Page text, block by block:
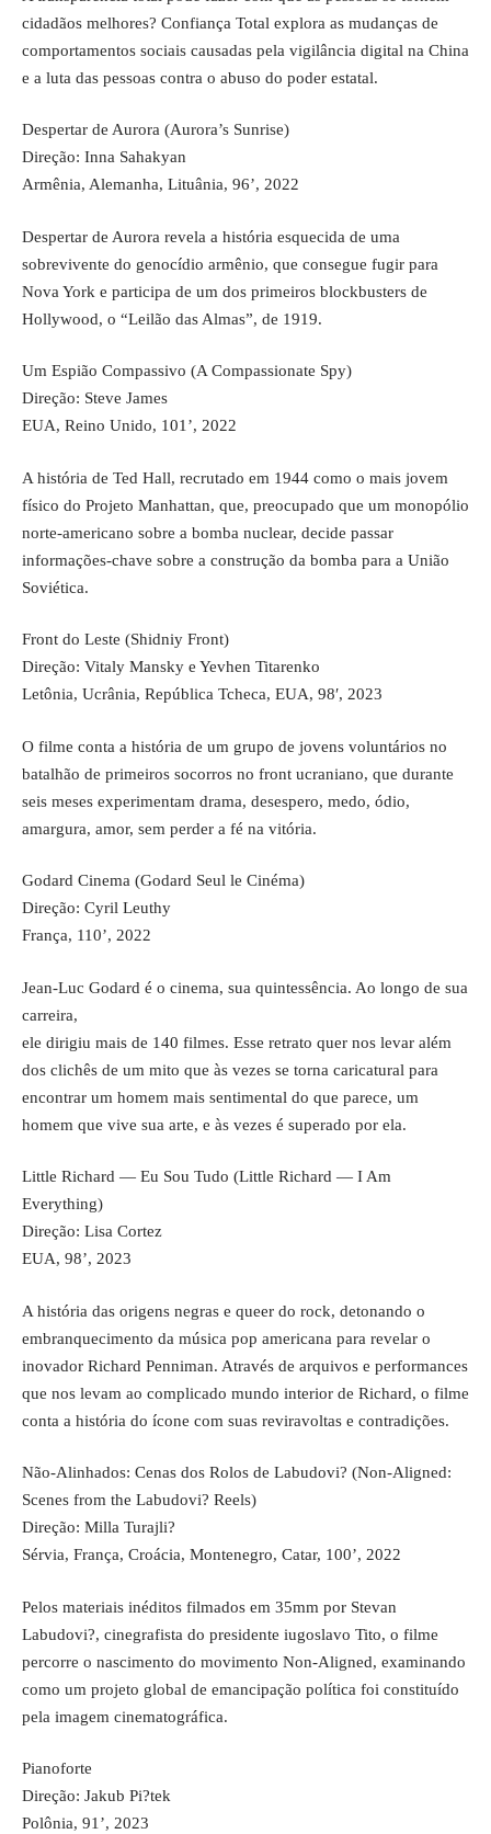
cidadãos melhores? Confiança Total explora as mudanças de
comportamentos sociais causadas pela vigilância digital na China
e a luta das pessoas contra o abuso do poder estatal.
Despertar de Aurora (Aurora’s Sunrise)
Direção: Inna Sahakyan
Armênia, Alemanha, Lituânia, 96’, 2022
Despertar de Aurora revela a história esquecida de uma
sobrevivente do genocídio armênio, que consegue fugir para
Nova York e participa de um dos primeiros blockbusters de
Hollywood, o “Leilão das Almas”, de 1919.
Um Espião Compassivo (A Compassionate Spy)
Direção: Steve James
EUA, Reino Unido, 101’, 2022
A história de Ted Hall, recrutado em 1944 como o mais jovem
físico do Projeto Manhattan, que, preocupado que um monopólio
norte-americano sobre a bomba nuclear, decide passar
informações-chave sobre a construção da bomba para a União
Soviética.
Front do Leste (Shidniy Front)
Direção: Vitaly Mansky e Yevhen Titarenko
Letônia, Ucrânia, República Tcheca, EUA, 98′, 2023
O filme conta a história de um grupo de jovens voluntários no
batalhão de primeiros socorros no front ucraniano, que durante
seis meses experimentam drama, desespero, medo, ódio,
amargura, amor, sem perder a fé na vitória.
Godard Cinema (Godard Seul le Cinéma)
Direção: Cyril Leuthy
França, 110’, 2022
Jean-Luc Godard é o cinema, sua quintessência. Ao longo de sua
carreira,
ele dirigiu mais de 140 filmes. Esse retrato quer nos levar além
dos clichês de um mito que às vezes se torna caricatural para
encontrar um homem mais sentimental do que parece, um
homem que vive sua arte, e às vezes é superado por ela.
Little Richard — Eu Sou Tudo (Little Richard — I Am
Everything)
Direção: Lisa Cortez
EUA, 98’, 2023
A história das origens negras e queer do rock, detonando o
embranquecimento da música pop americana para revelar o
inovador Richard Penniman. Através de arquivos e performances
que nos levam ao complicado mundo interior de Richard, o filme
conta a história do ícone com suas reviravoltas e contradições.
Não-Alinhados: Cenas dos Rolos de Labudovi? (Non-Aligned:
Scenes from the Labudovi? Reels)
Direção: Milla Turajli?
Sérvia, França, Croácia, Montenegro, Catar, 100’, 2022
Pelos materiais inéditos filmados em 35mm por Stevan
Labudovi?, cinegrafista do presidente iugoslavo Tito, o filme
percorre o nascimento do movimento Non-Aligned, examinando
como um projeto global de emancipação política foi constituído
pela imagem cinematográfica.
Pianoforte
Direção: Jakub Pi?tek
Polônia, 91’, 2023